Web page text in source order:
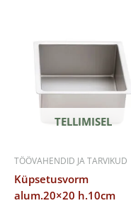
TELLIMISEL
TÖÖVAHENDID JA TARVIKUD
Küpsetusvorm
alum.20×20 h.10cm